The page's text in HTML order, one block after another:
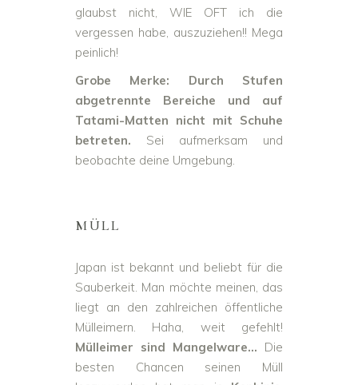
glaubst nicht, WIE OFT ich die
vergessen habe, auszuziehen!! Mega
peinlich!
Grobe Merke: Durch Stufen
abgetrennte Bereiche und auf
Tatami-Matten nicht mit Schuhe
betreten. Sei aufmerksam und
beobachte deine Umgebung.
MÜLL
Japan ist bekannt und beliebt für die
Sauberkeit. Man möchte meinen, das
liegt an den zahlreichen öffentliche
Mülleimern. Haha, weit gefehlt!
Mülleimer sind Mangelware… Die
besten Chancen seinen Müll